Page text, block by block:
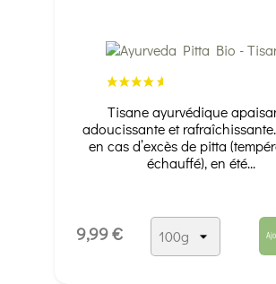
Tisane ayurvédique
adoucissante et
en cas d’excès de pitta
échauffé), en été...
9,99 €